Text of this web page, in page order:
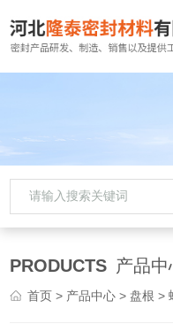
PRODUCTS 产品中
首页 > 产品中心 > 盘根 >